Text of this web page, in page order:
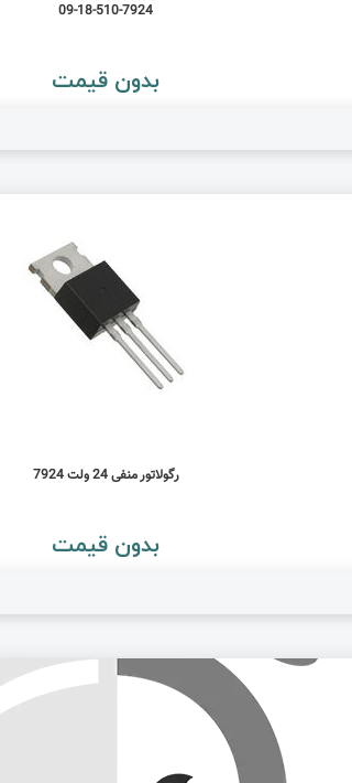
09-18-510-7924
بدون قیمت
رگولاتور منفی 24 ولت 7924
بدون قیمت